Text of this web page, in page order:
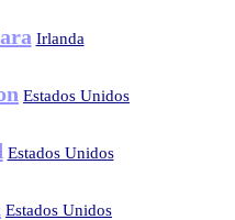
Irlanda
Estados Unidos
Estados Unidos
Estados Unidos